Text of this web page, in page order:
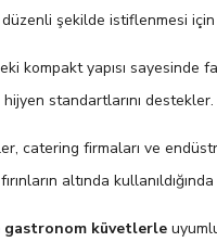
düzenli şekilde istiflenmesi
kompakt yapısı sayesinde
standartlarını destekler.
catering firmaları ve
altında
gastronom küvetlerle